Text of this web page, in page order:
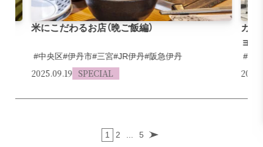
米にこだわるお店（晩ご飯編）
#中央区#伊丹市#三宮#JR伊丹#阪急伊丹
2025.09.19 SPECIAL
カタ
ョル
#伊
1 2 ... 5